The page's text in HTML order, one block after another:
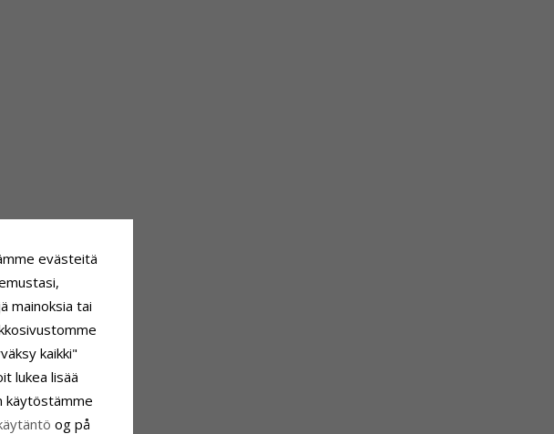
evästeitä
mainoksia tai
kaikki"
lukea lisää
käytöstämme
og på